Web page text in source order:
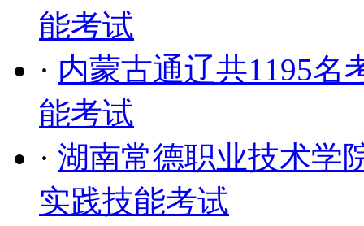
能考试
· 内蒙古通辽共1195名
能考试
· 湖南常德职业技术学
实践技能考试